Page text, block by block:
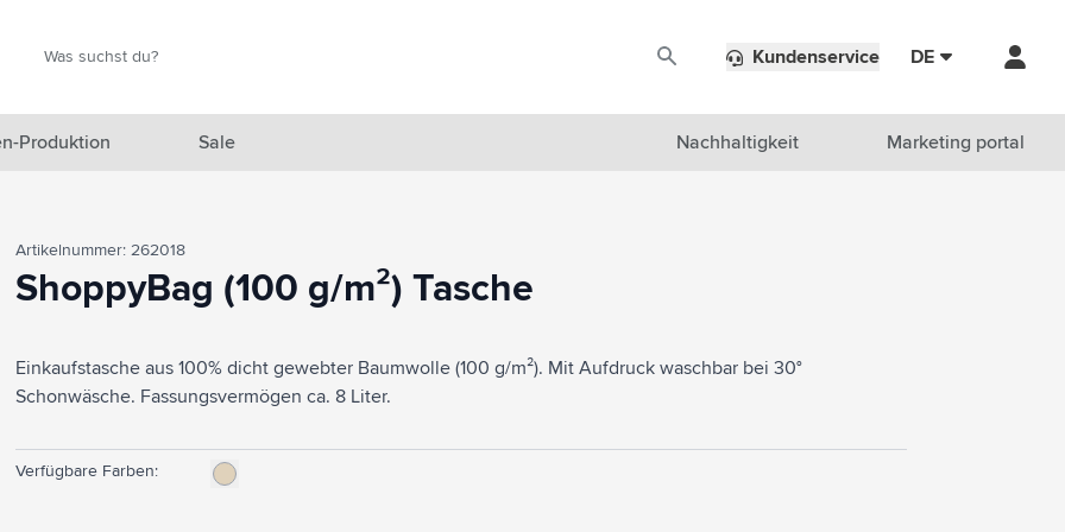
anzeigen
anzeigen
anzeigen
& Reisen anzeigen
& Wohnen anzeigen
anzeigen
Kundenservice DE
Produktion Sale Nachhaltigkeit Marketing portal
Artikelnummer: 262018
ShoppyBag (100 g/m²) Tasche
Einkaufstasche aus 100% dicht gewebter Baumwolle (100 g/m²). Mit Aufdruck waschbar bei 30°
Schonwäsche. Fassungsvermögen ca. 8 Liter.
Verfügbare Farben: